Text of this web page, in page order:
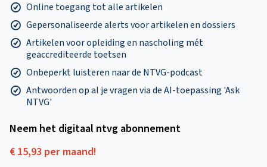
Online toegang tot alle artikelen
Gepersonaliseerde alerts voor artikelen en dossiers
Artikelen voor opleiding en nascholing mét
geaccrediteerde toetsen
Onbeperkt luisteren naar de NTVG-podcast
Antwoorden op al je vragen via de AI-toepassing 'Ask
NTVG'
Neem het digitaal ntvg abonnement
€ 15,93 per maand!